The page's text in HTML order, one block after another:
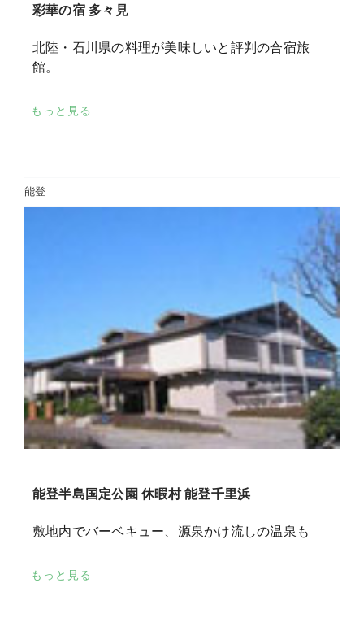
彩華の宿 多々見
北陸・石川県の料理が美味しいと評判の合宿旅
館。
もっと見る
能登
能登半島国定公園 休暇村 能登千里浜
敷地内でバーベキュー、源泉かけ流しの温泉も
もっと見る